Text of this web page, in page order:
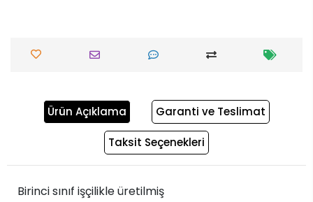
Ürün Açıklama Garanti ve Teslimat
Taksit Seçenekleri
Birinci sınıf işçilikle üretilmiş